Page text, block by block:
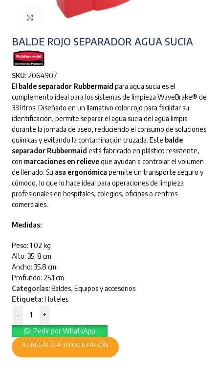
Clic para ampliar
BALDE ROJO SEPARADOR AGUA SUCIA
SKU: 2064907
El balde separador Rubbermaid para agua sucia es el
complemento ideal para los sistemas de limpieza WaveBrake® de
33 litros. Diseñado en un llamativo color rojo para facilitar su
identificación, permite separar el agua sucia del agua limpia
durante la jornada de aseo, reduciendo el consumo de soluciones
químicas y evitando la contaminación cruzada. Este balde
separador Rubbermaid está fabricado en plástico resistente,
con marcaciones en relieveque ayudan a controlar el volumen
de llenado. Su asa ergonómica permite un transporte seguro y
cómodo, lo que lo hace ideal para operaciones de limpieza
profesionales en hospitales, colegios, oficinas o centros
comerciales.
Medidas:
Peso: 1.02 kg
Alto: 35. 8 cm
Ancho: 35.8 cm
Profundo: 25.1 cm
Categorías:Baldes, Equipos y accesorios
Etiqueta:Hoteles
-
+
Pedir por WhatsApp
AGRÉGALO A TU COTIZACIÓN